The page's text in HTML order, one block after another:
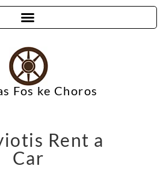
Fos ke Choros
Rent a
Car